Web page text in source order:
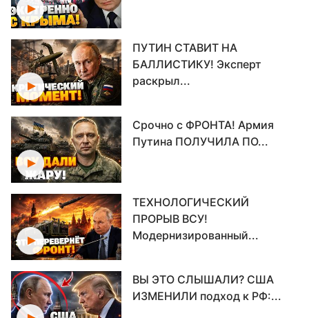
ПУТИН СТАВИТ НА
БАЛЛИСТИКУ! Эксперт
раскрыл...
Срочно с ФРОНТА! Армия
Путина ПОЛУЧИЛА ПО...
ТЕХНОЛОГИЧЕСКИЙ
ПРОРЫВ ВСУ!
Модернизированный...
ВЫ ЭТО СЛЫШАЛИ? США
ИЗМЕНИЛИ подход к РФ:...